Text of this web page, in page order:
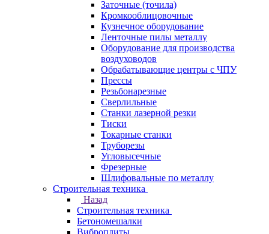
Заточные (точила)
Кромкооблицовочные
Кузнечное оборудование
Ленточные пилы металлу
Оборудование для производства
воздуховодов
Обрабатывающие центры с ЧПУ
Прессы
Резьбонарезные
Сверлильные
Станки лазерной резки
Тиски
Токарные станки
Труборезы
Угловысечные
Фрезерные
Шлифовальные по металлу
Строительная техника
Назад
Строительная техника
Бетономешалки
Виброплиты